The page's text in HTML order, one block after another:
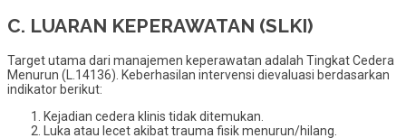
C. LUARAN KEPERAWATAN (SLKI)
Target utama dari manajemen keperawatan adalah Tingkat Cedera
Menurun (L.14136). Keberhasilan intervensi dievaluasi berdasarkan
indikator berikut:
Kejadian cedera klinis tidak ditemukan.
Luka atau lecet akibat trauma fisik menurun/hilang.